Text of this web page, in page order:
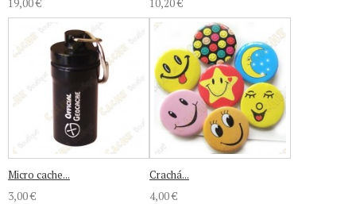
19,00 €
10,20 €
Micro cache...
3,00 €
Crachá...
4,00 €